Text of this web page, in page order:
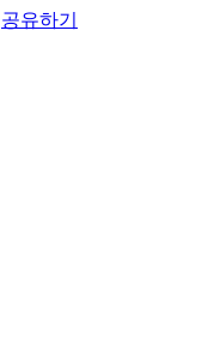
공유하기